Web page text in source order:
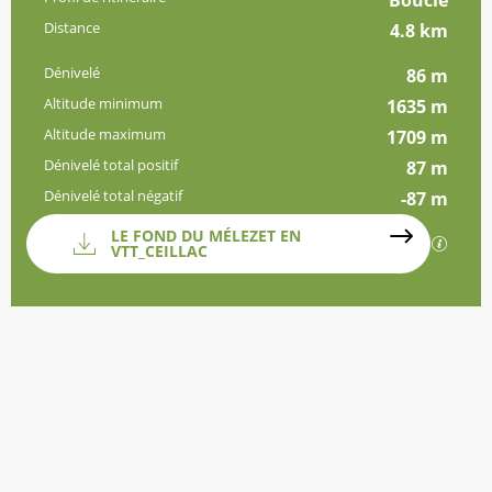
Distance 4.8 km
Dénivelé 86 m
Altitude minimum 1635 m
Altitude maximum 1709 m
Dénivelé total positif 87 m
Dénivelé total négatif -87 m
DocumentationLE FOND DU MÉLEZET EN
VTT_CEILLAC